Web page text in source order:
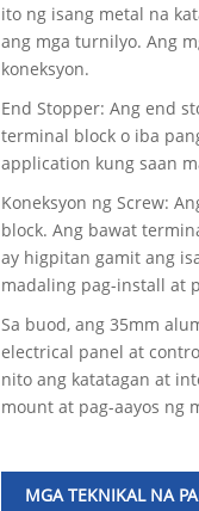
ito ng isang metal na
ang mga turnilyo. Ang
koneksyon.
End Stopper: Ang end
terminal block o iba
application kung saan
Koneksyon ng Screw:
block. Ang bawat
ay higpitan gamit ang
madaling pag-install at
Sa buod, ang 35mm
electrical panel at
nito ang katatagan at
mount at pag-aayos ng
MGA TEKNIKAL NA